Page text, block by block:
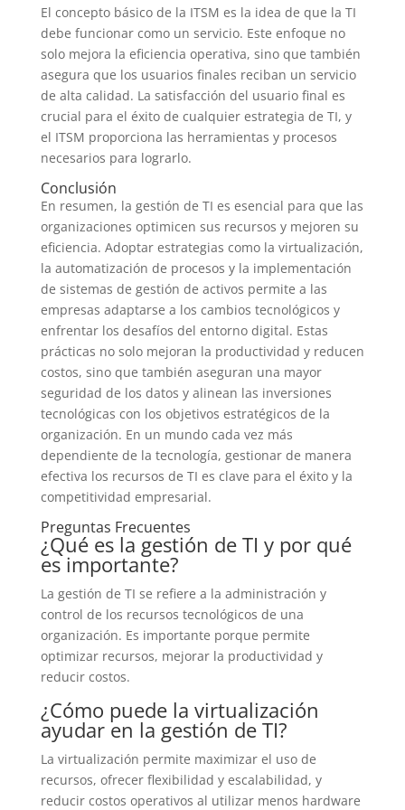
El concepto básico de la ITSM es la idea de que la TI
debe funcionar como un servicio. Este enfoque no
solo mejora la eficiencia operativa, sino que también
asegura que los usuarios finales reciban un servicio
de alta calidad. La satisfacción del usuario final es
crucial para el éxito de cualquier estrategia de TI, y
el ITSM proporciona las herramientas y procesos
necesarios para lograrlo.
Conclusión
En resumen, la gestión de TI es esencial para que las
organizaciones optimicen sus recursos y mejoren su
eficiencia. Adoptar estrategias como la virtualización,
la automatización de procesos y la implementación
de sistemas de gestión de activos permite a las
empresas adaptarse a los cambios tecnológicos y
enfrentar los desafíos del entorno digital. Estas
prácticas no solo mejoran la productividad y reducen
costos, sino que también aseguran una mayor
seguridad de los datos y alinean las inversiones
tecnológicas con los objetivos estratégicos de la
organización. En un mundo cada vez más
dependiente de la tecnología, gestionar de manera
efectiva los recursos de TI es clave para el éxito y la
competitividad empresarial.
Preguntas Frecuentes
¿Qué es la gestión de TI y por qué
es importante?
La gestión de TI se refiere a la administración y
control de los recursos tecnológicos de una
organización. Es importante porque permite
optimizar recursos, mejorar la productividad y
reducir costos.
¿Cómo puede la virtualización
ayudar en la gestión de TI?
La virtualización permite maximizar el uso de
recursos, ofrecer flexibilidad y escalabilidad, y
reducir costos operativos al utilizar menos hardware